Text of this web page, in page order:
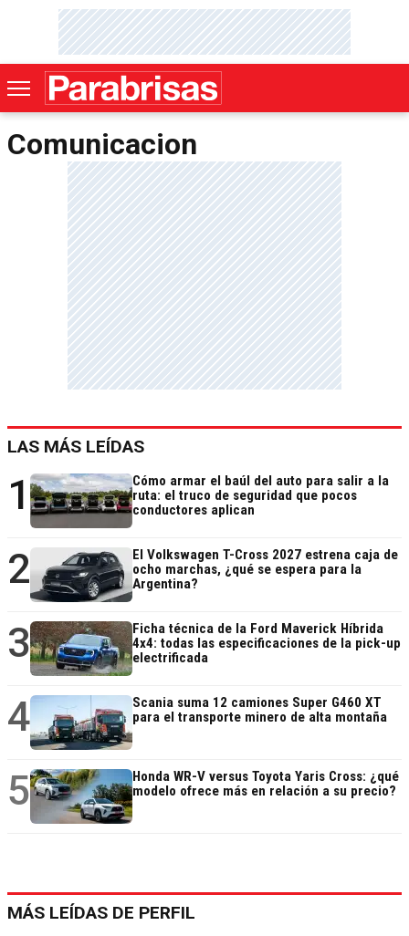
Comunicacion
LAS MÁS LEÍDAS
1
Cómo armar el baúl del auto para salir a la
ruta: el truco de seguridad que pocos
conductores aplican
2
El Volkswagen T-Cross 2027 estrena caja de
ocho marchas, ¿qué se espera para la
Argentina?
3
Ficha técnica de la Ford Maverick Híbrida
4x4: todas las especificaciones de la pick-up
electrificada
4
Scania suma 12 camiones Super G460 XT
para el transporte minero de alta montaña
5
Honda WR-V versus Toyota Yaris Cross: ¿qué
modelo ofrece más en relación a su precio?
MÁS LEÍDAS DE PERFIL